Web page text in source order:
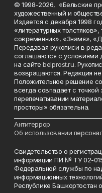
© 1998-2026, «Бельские
художественный и
Издается с декабря 1998
«литературных
современник», «Знамя»,
Передавая рукописи в
соглашаются с условиями
на сайтеbelprost.ru.
возвращаются. Редакция
Положительное решение
всегда совпадает с точкой
перепечатывании
просторы» обязательна.
Антитеррор
Об использовании
Свидетельство о
информации ПИ № ТУ 02-
Федеральной службы по
информационных
Республике Башкортостан